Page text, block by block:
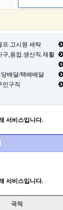
.고시원 세탁
,용접.생산직.재활
배달/택배배달
인구직
서비스입니다.
서비스입니다.
국적